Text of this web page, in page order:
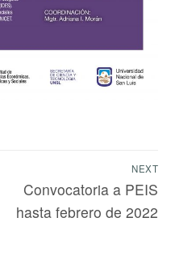
NEXT
Convocatoria a PEIS
hasta febrero de 2022